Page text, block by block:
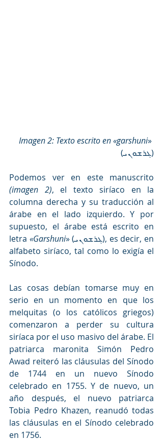
Imagen 2: Texto escrito en «garshuni»
(
ܓܪܫܘܢܝ)
(imagen 2), el texto siríaco en la
columna derecha y su traducción al
árabe en el lado izquierdo. Y por
supuesto, el árabe está escrito en
letra «Garshuni» ( ܓܪܫܘܢܝ), es decir, en
alfabeto siríaco, tal como lo exigía el
Sínodo.
Las cosas debían tomarse muy en
serio en un momento en que los
melquitas (o los católicos griegos)
comenzaron a perder su cultura
siríaca por el uso masivo del árabe. El
patriarca maronita Simón Pedro
Awad reiteró las cláusulas del Sínodo
de 1744 en un nuevo Sínodo
celebrado en 1755. Y de nuevo, un
año después, el nuevo patriarca
Tobia Pedro Khazen, reanudó todas
las cláusulas en el Sínodo celebrado
en 1756.